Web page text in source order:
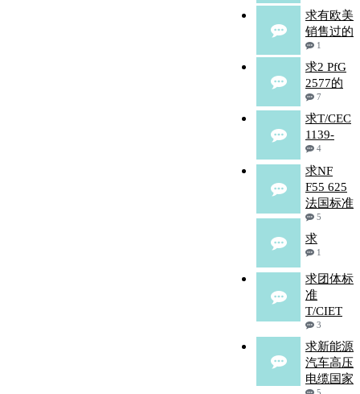
求有欧美
销售过的
1
求2 PfG
2577的
7
求T/CEC
1139-
4
求NF
F55 625
法国标准
5
求
1
求团体标
准
T/CIET
3
求新能源
汽车高压
电缆国家